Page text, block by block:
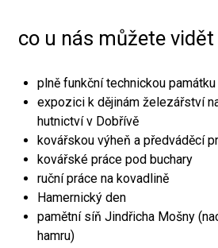
co u nás můžete
plně funkční technickou
expozici k dějinám železářství
hutnictví v Dobřívě
kovářskou výheň a předváděcí
kovářské práce pod buchary
ruční práce na kovadlině
Hamernický den
pamětní síň Jindřicha Mošny
hamru)